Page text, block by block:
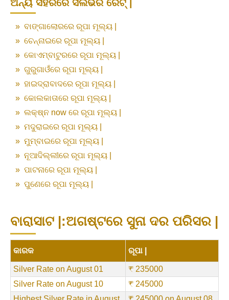
ଅନ୍ୟ ସହରରେ ସିଲଭର ରେଟ୍ |
» ବାଙ୍ଗାଲୋରରେ ରୂପା ମୂଲ୍ୟ |
» ଚେନ୍ନାଇରେ ରୂପା ମୂଲ୍ୟ |
» କୋଏମ୍ବାଟୁରରେ ରୂପା ମୂଲ୍ୟ |
» ଗୁରୁଗାଓଁରେ ରୂପା ମୂଲ୍ୟ |
» ହାଇଦ୍ରାବାଦରେ ରୂପା ମୂଲ୍ୟ |
» କୋଲକାତାରେ ରୂପା ମୂଲ୍ୟ |
» ଲକ୍ଷ୍ନ now ରେ ରୂପା ମୂଲ୍ୟ |
» ମଦୁରାଇରେ ରୂପା ମୂଲ୍ୟ |
» ମୁମ୍ବାଇରେ ରୂପା ମୂଲ୍ୟ |
» ନୂଆଦିଲ୍ଲୀରେ ରୂପା ମୂଲ୍ୟ |
» ପାଟନାରେ ରୂପା ମୂଲ୍ୟ |
» ପୁଣେରେ ରୂପା ମୂଲ୍ୟ |
ବାରାସାଟ |:ଅଗଷ୍ଟରେ ସୁନା ଦର ପରିସର |
କାରକ ରୂପା |
Silver Rate on August 01
₹ 235000
Silver Rate on August 10
₹ 245000